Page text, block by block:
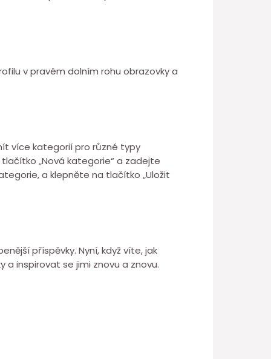
v pravém dolním rohu obrazovky a
více kategorií pro různé typy
„Nová kategorie“ a zadejte
a klepněte na tlačítko „Uložit
příspěvky. Nyní, když víte, jak
inspirovat se jimi znovu a znovu.